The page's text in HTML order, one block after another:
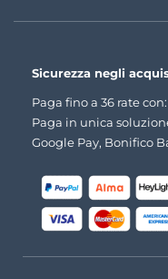
Sicurezza negli
Paga fino a 36 rate
Paga in unica
Google Pay, Bonifico